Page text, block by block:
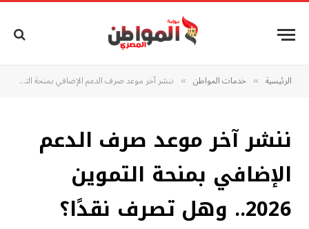
الرئيسية » خدمات المواطن » ننشر آخر موعد صرف الدعم الإضافي بمنحة التموين 2026.. وهل تصرف نقدًا؟
ننشر آخر موعد صرف الدعم
الإضافي بمنحة التموين
2026.. وهل تصرف نقدًا؟